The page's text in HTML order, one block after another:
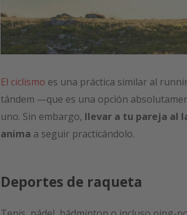
El ciclismo es una práctica similar al
tándem —que es una opción
uno. Sin embargo, llevar a tu pareja al
anima a seguir practicándolo.
Deportes de raqueta